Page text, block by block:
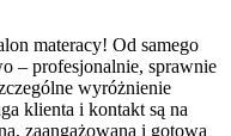
materacy! Od samego
– profesjonalnie, sprawnie
wyróżnienie
klienta i kontakt są na
zaangażowana i gotowa